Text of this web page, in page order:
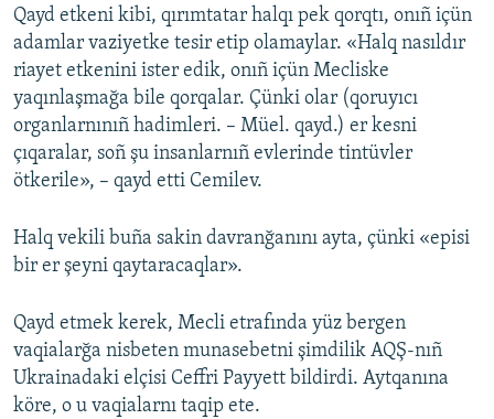
Qayd etkeni kibi, qırımtatar halqı pek qorqtı, onıñ içün
adamlar vaziyetke tesir etip olamaylar. «Halq nasıldır
riayet etkenini ister edik, onıñ içün Mecliske
yaqınlaşmağa bile qorqalar. Çünki olar (qoruyıcı
organlarnınıñ hadimleri. – Müel. qayd.) er kesni
çıqaralar, soñ şu insanlarnıñ evlerinde tintüvler
ötkerile», – qayd etti Cemilev.
Halq vekili buña sakin davranğanını ayta, çünki «episi
bir er şeyni qaytaracaqlar».
Qayd etmek kerek, Mecli etrafında yüz bergen
vaqialarğa nisbeten munasebetni şimdilik AQŞ-nıñ
Ukrainadaki elçisi Ceffri Payyett bildirdi. Aytqanına
köre, o u vaqialarnı taqip ete.